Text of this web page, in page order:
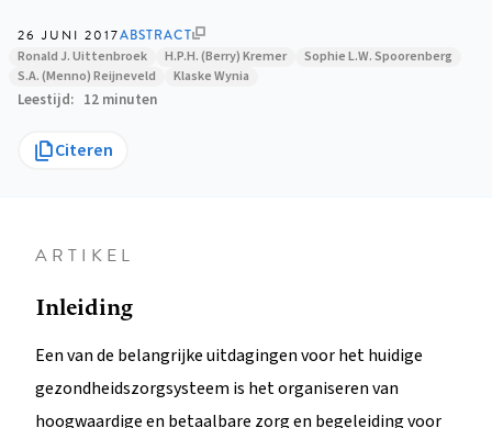
26 JUNI 2017ABSTRACT
Ronald J. Uittenbroek H.P.H. (Berry) Kremer
Sophie L.W. Spoorenberg
S.A. (Menno) Reijneveld
Klaske Wynia
Leestijd 12 minuten
Citeren
ARTIKEL
Inleiding
Een van de belangrijke uitdagingen voor het huidige
gezondheidszorgsysteem is het organiseren van
hoogwaardige en betaalbare zorg en begeleiding voor